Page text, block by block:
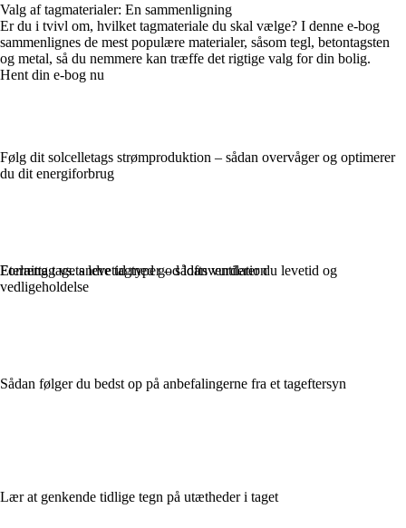
Valg af tagmaterialer: En sammenligning
Er du i tvivl om, hvilket tagmateriale du skal vælge? I denne e-bog
sammenlignes de mest populære materialer, såsom tegl, betontagsten
og metal, så du nemmere kan træffe det rigtige valg for din bolig.
Hent din e-bog nu
Følg dit solcelletags strømproduktion – sådan overvåger og optimerer
du dit energiforbrug
Forlæng tagets levetid med god loftsventilation
Sådan følger du bedst op på anbefalingerne fra et tageftersyn
Lær at genkende tidlige tegn på utætheder i taget
Eternittag vs. andre tagtyper – sådan vurderer du levetid og
vedligeholdelse